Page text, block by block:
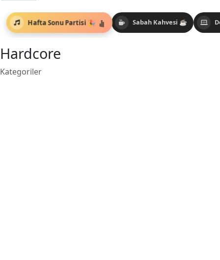
Sabah Kahvesi ☕
Hafta Sonu Partisi 🎉
Hardcore
Kategoriler